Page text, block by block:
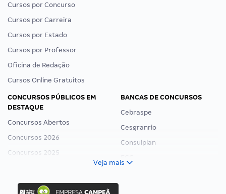
Cursos por Concurso
Cursos por Carreira
Cursos por Estado
Cursos por Professor
Oficina de Redação
Cursos Online Gratuitos
CONCURSOS PÚBLICOS EM
DESTAQUE
Concursos Abertos
Concursos 2026
Concursos 2025
Concurso Ibama
BANCAS DE CONCURSOS
Cebraspe
Cesgranrio
Consulplan
Veja mais